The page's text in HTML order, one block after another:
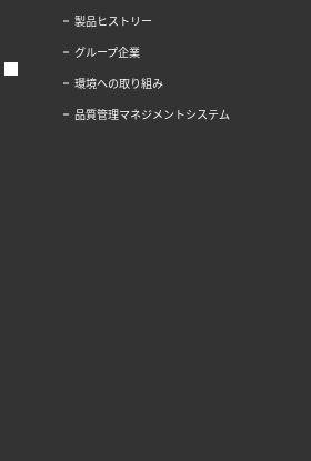
製品ヒストリー
グループ企業
環境への取り組み
品質管理マネジメントシステム